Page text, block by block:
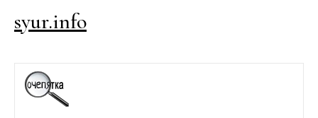
syur.info